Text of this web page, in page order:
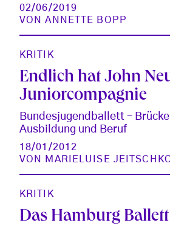
02/06/2019
VONANNETTE BOPP
KRITIK
Endlich hat John
Juniorcompagnie
Bundesjugendballett –
Ausbildung und Beruf
18/01/2012
VON MARIELUISE
KRITIK
Das Hamburg